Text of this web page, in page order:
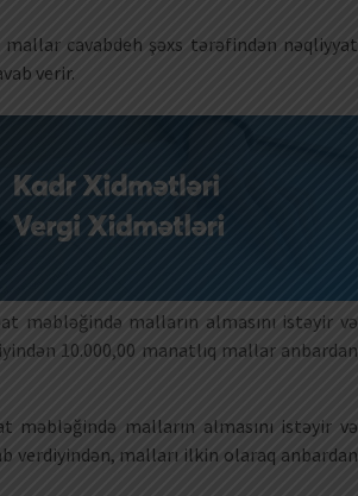
mallar cavabdeh şəxs tərəfindən nəqliyyat
verir.
məbləğində malların almasını istəyir və
10.000,00 manatlıq mallar anbardan
məbləğində malların almasını istəyir və
verdiyindən, malları ilkin olaraq anbardan